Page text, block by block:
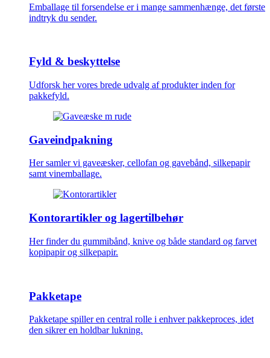
Emballage til forsendelse er i mange sammenhænge, det første
indtryk du sender.
Fyld & beskyttelse
Udforsk her vores brede udvalg af produkter inden for
pakkefyld.
Gaveindpakning
Her samler vi gaveæsker, cellofan og gavebånd, silkepapir
samt vinemballage.
Kontorartikler og lagertilbehør
Her finder du gummibånd, knive og både standard og farvet
kopipapir og silkepapir.
Pakketape
Pakketape spiller en central rolle i enhver pakkeproces, idet
den sikrer en holdbar lukning.